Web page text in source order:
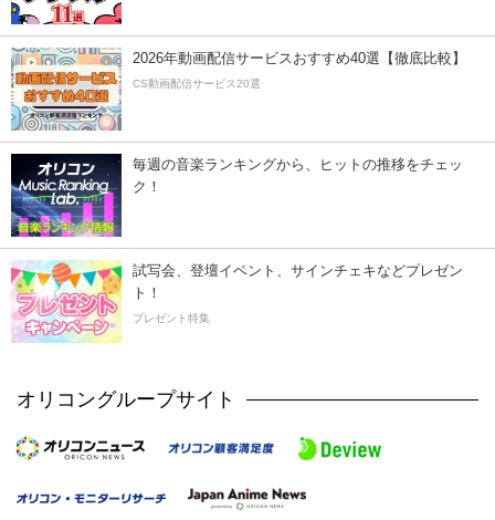
2026年動画配信サービスおすすめ40選【徹底比較】
CS動画配信サービス20選
毎週の音楽ランキングから、ヒットの推移をチェッ
ク！
試写会、登壇イベント、サインチェキなどプレゼン
ト！
プレゼント特集
オリコングループサイト